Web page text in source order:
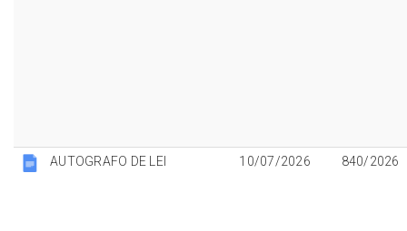
AUTOGRAFO DE LEI 10/07/2026 840/2026